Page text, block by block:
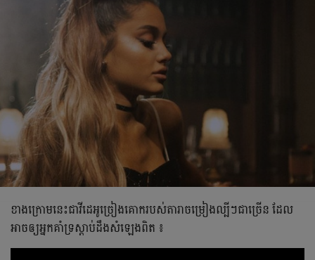
ខាង​ក្រោម​នេះ​ជា​វីដេអូ​ច្រៀង​គោក​របស់​តារា​ចម្រៀង​ល្បីៗ​ជា​ច្រើន ដែល​
អាច​ឲ្យ​អ្នក​គាំទ្រ​ស្ដាប់​ដឹង​សំឡេង​ពិត ៖